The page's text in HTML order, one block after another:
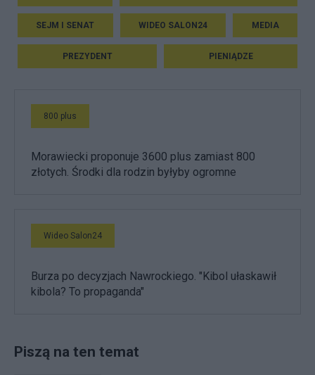
SEJM I SENAT WIDEO SALON24 MEDIA
PREZYDENT PIENIĄDZE
800 plus
Morawiecki proponuje 3600 plus zamiast 800
złotych. Środki dla rodzin byłyby ogromne
Wideo Salon24
Burza po decyzjach Nawrockiego. "Kibol ułaskawił
kibola? To propaganda"
Piszą na ten temat